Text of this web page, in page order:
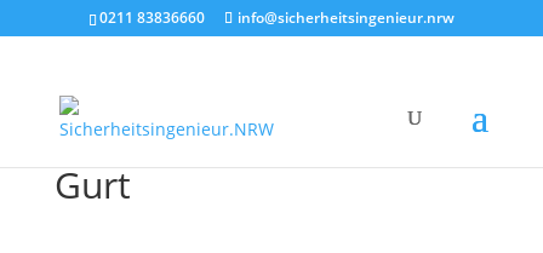
0211 83836660 info@sicherheitsingenieur.nrw
Gurt